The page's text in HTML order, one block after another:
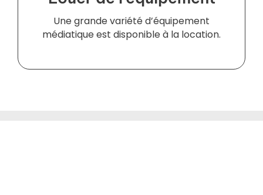
Une grande variété d’équipement
médiatique est disponible à la location.